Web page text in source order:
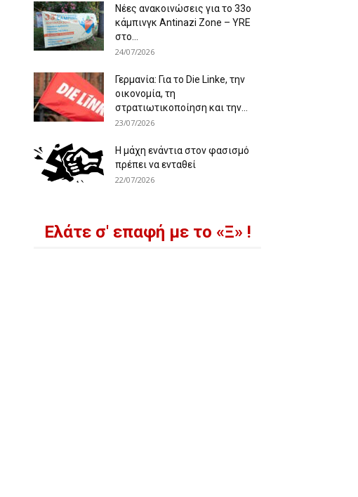
Νέες ανακοινώσεις για το 33ο
κάμπινγκ Antinazi Zone – YRE
στο...
24/07/2026
Γερμανία: Για το Die Linke, την
οικονομία, τη
στρατιωτικοποίηση και την...
23/07/2026
Η μάχη ενάντια στον φασισμό
πρέπει να ενταθεί
22/07/2026
Ελάτε σ' επαφή με το «Ξ» !